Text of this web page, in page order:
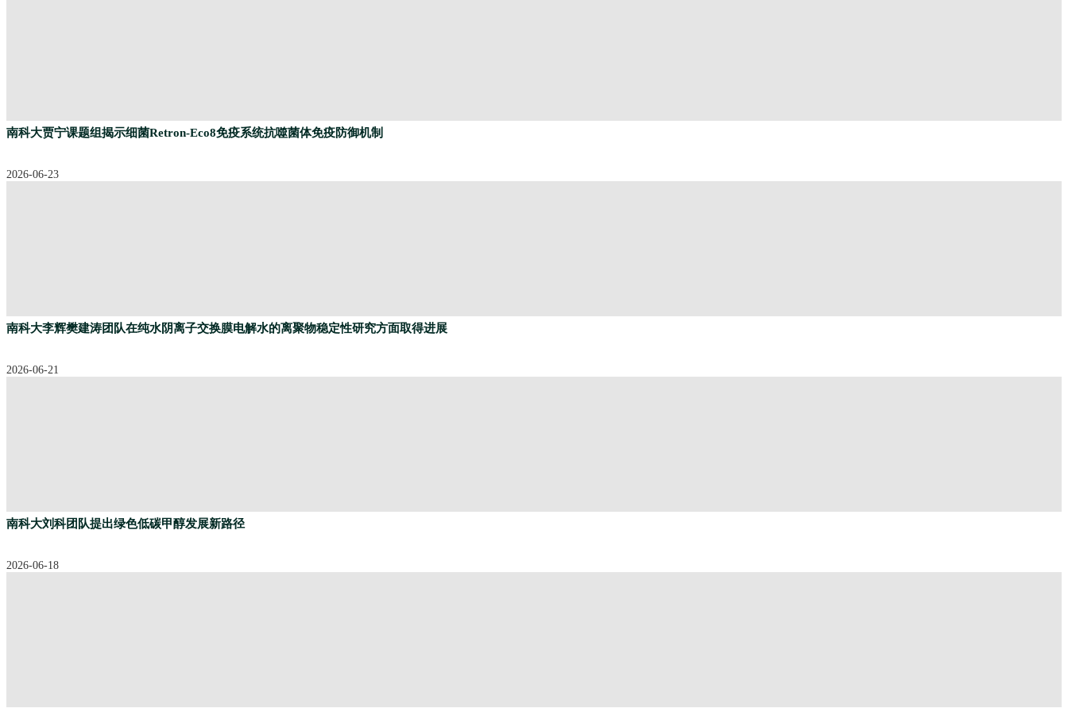
南科大贾宁课题组揭示细菌Retron-Eco8免疫系统抗噬菌体免疫防御机制
2026-06-23
南科大李辉樊建涛团队在纯水阴离子交换膜电解水的离聚物稳定性研究方面取得进展
2026-06-21
南科大刘科团队提出绿色低碳甲醇发展新路径
2026-06-18